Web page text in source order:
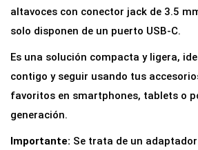
altavoces con conector jack de 3.5
solo disponen de un puerto USB-C.
Es una solución compacta y ligera,
contigo y seguir usando tus
favoritos en smartphones, tablets o
generación.
Importante: Se trata de un